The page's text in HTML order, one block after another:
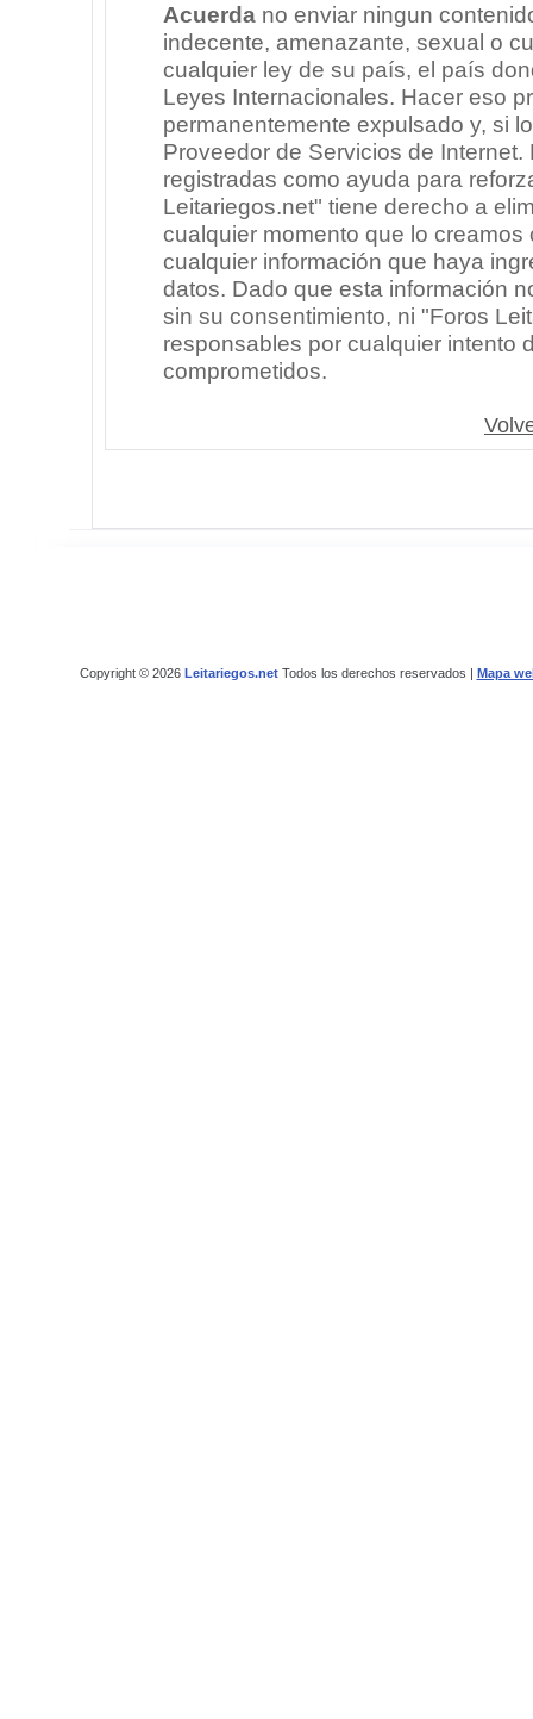
Acuerdano enviar ningun
indecente, amenazante, sexual o
cualquier ley de su país, el país
Leyes Internacionales. Hacer eso
permanentemente expulsado y, si
Proveedor de Servicios de
registradas como ayuda para
Leitariegos.net" tiene derecho a
cualquier momento que lo
cualquier información que haya
datos. Dado que esta información
sin su consentimiento, ni "Foros
responsables por cualquier intento
comprometidos.
Copyright © 2026 Leitariegos.netTodos los derechos reservados | Mapa